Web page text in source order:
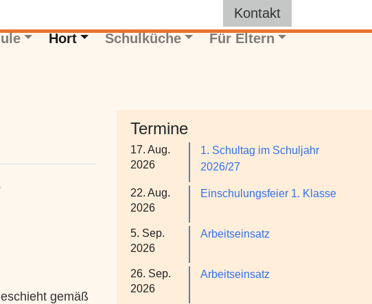
Kontakt
Hort Schulküche Für Eltern
gemäß
Termine
17. Aug.
2026
1. Schultag im Schuljahr
2026/27
22. Aug.
2026
Einschulungsfeier 1. Klasse
5. Sep.
2026
Arbeitseinsatz
26. Sep.
2026
Arbeitseinsatz